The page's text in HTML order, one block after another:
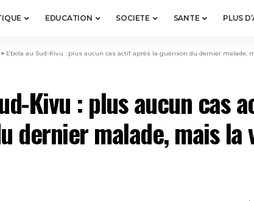
EDUCATION SOCIETE SANTE PLUS
> Ebola au Sud-Kivu : plus aucun cas actif après la guérison du dernier malade,
Kivu : plus aucun cas
dernier malade, mais